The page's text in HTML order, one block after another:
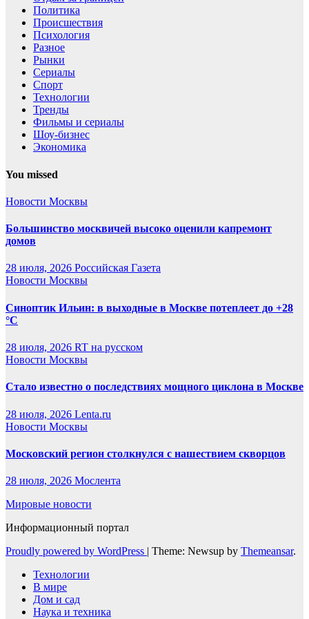
Политика
Происшествия
Психология
Разное
Рынки
Сериалы
Спорт
Технологии
Тренды
Фильмы и сериалы
Шоу-бизнес
Экономика
You missed
Новости Москвы
Большинство москвичей высоко оценили капремонт
домов
28 июля, 2026 Российская Газета
Новости Москвы
Синоптик Ильин: в выходные в Москве потеплеет до +28
°C
28 июля, 2026 RT на русском
Новости Москвы
Стало известно о последствиях мощного циклона в Москве
28 июля, 2026 Lenta.ru
Новости Москвы
Московский регион столкнулся с нашествием скворцов
28 июля, 2026 Мослента
Мировые новости
Информационный портал
Proudly powered by WordPress | Theme: Newsup by Themeansar.
Технологии
В мире
Дом и сад
Наука и техника